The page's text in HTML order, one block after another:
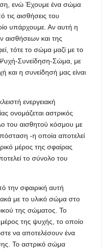
ενώ Έχουμε ένα σώμα
τις αισθήσεις του
υπάρχουμε. Αν αυτή η
αισθήσεων και της
τότε το σώμα μαζί με το
Συνείδηση-Σώμα, με
και η συνείδησή μας είναι
ενεργειακή
ονομάζεται αστρικός
του αισθητού κόσμου με
-η οποία αποτελεί
μέρος της σφαίρας
το σύνολο του
την σφαιρική αυτή
με το υλικό σώμα στο
της σώματος. Το
μέρος της ψυχής, το οποίο
να αποτελέσουν ένα
Το αστρικό σώμα